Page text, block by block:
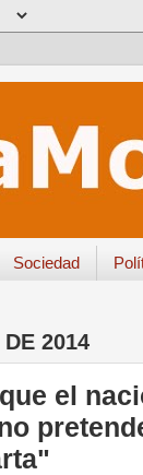
Sociedad
2014
el